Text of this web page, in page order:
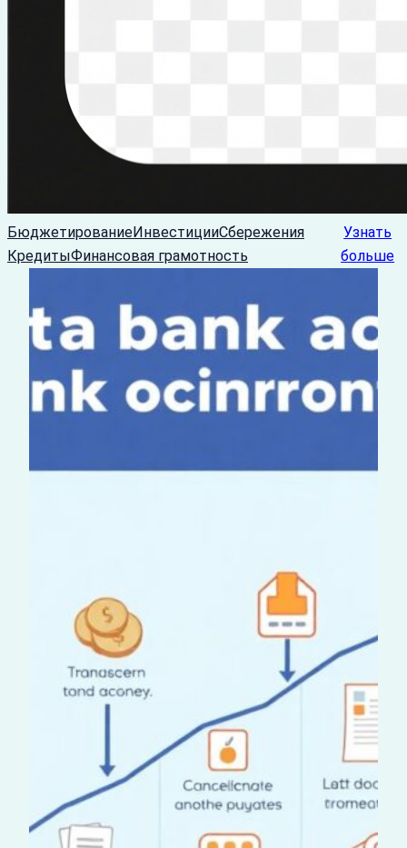
БюджетированиеИнвестицииСбережения
КредитыФинансовая грамотность
Узнать
больше